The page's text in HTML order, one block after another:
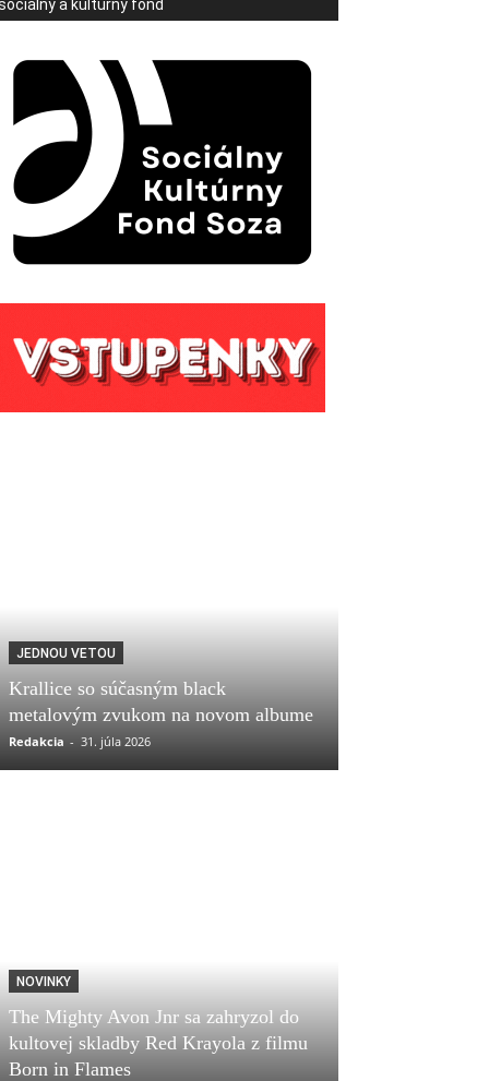
a kultúrny fond
JEDNOU VETOU
Krallice so súčasným black
metalovým zvukom na novom albume
Redakcia - 31. júla 2026
NOVINKY
The Mighty Avon Jnr sa zahryzol do
kultovej skladby Red Krayola z filmu
Born in Flames